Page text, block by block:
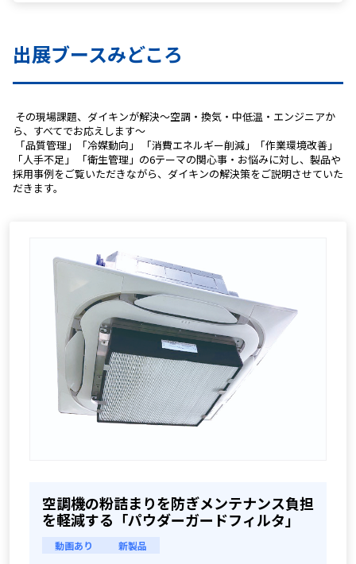
出展ブースみどころ
ら、すべてでお応えします～
「人手不足」 「衛生管理」の6テーマの関心事・お悩みに対し、製品や
採用事例をご覧いただきながら、ダイキンの解決策をご説明させていた
だきます。
空調機の粉詰まりを防ぎメンテナンス負担
を軽減する「パウダーガードフィルタ」
動画あり 新製品